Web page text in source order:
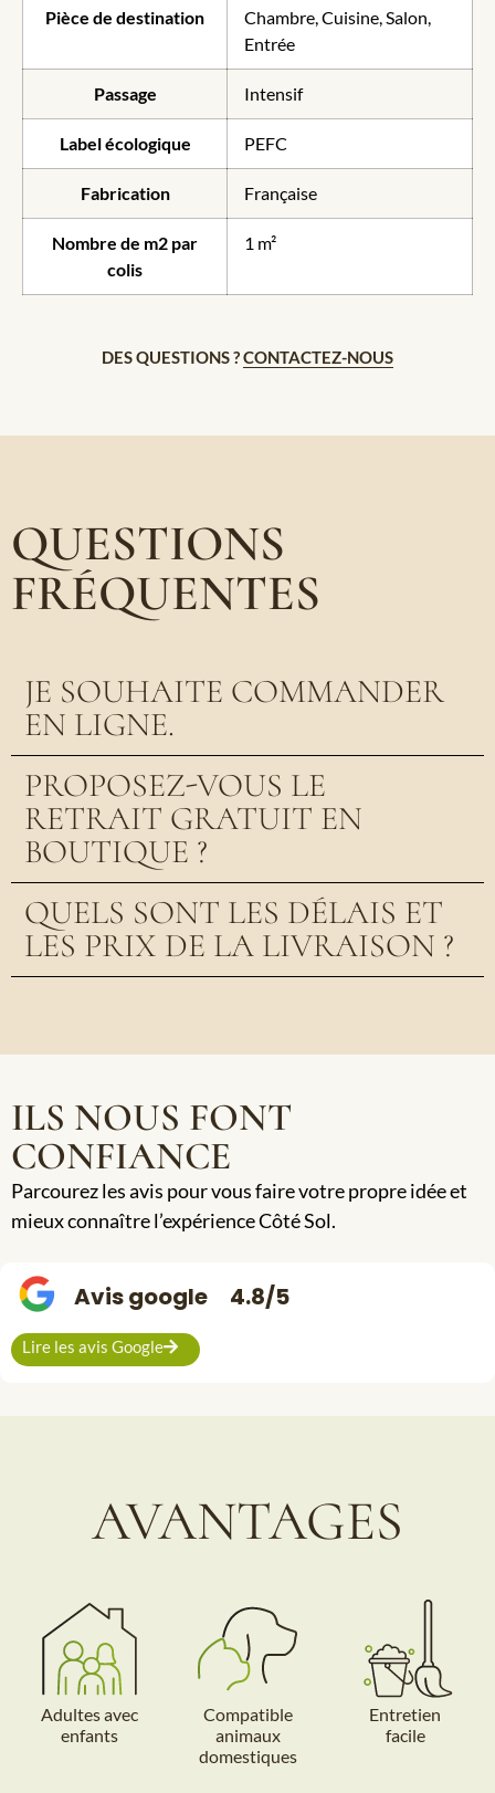
Pièce de destination
Chambre, Cuisine, Salon,
Entrée
Passage Intensif
Label écologique PEFC
Fabrication Française
Nombre de m2 par
colis
1 m²
DES QUESTIONS ?CONTACTEZ-NOUS
QUESTIONS
FRÉQUENTES
JE SOUHAITE COMMANDER
EN LIGNE.
PROPOSEZ-VOUS LE
RETRAIT GRATUIT EN
BOUTIQUE ?
QUELS SONT LES DÉLAIS ET
LES PRIX DE LA LIVRAISON ?
ILS NOUS FONT
CONFIANCE
Parcourez les avis pour vous faire votre propre idée et
mieux connaître l’expérience Côté Sol.
Avis google 4.8/5
Lire les avis Google
AVANTAGES
Adultes avec
enfants
Compatible
animaux
domestiques
Entretien
facile